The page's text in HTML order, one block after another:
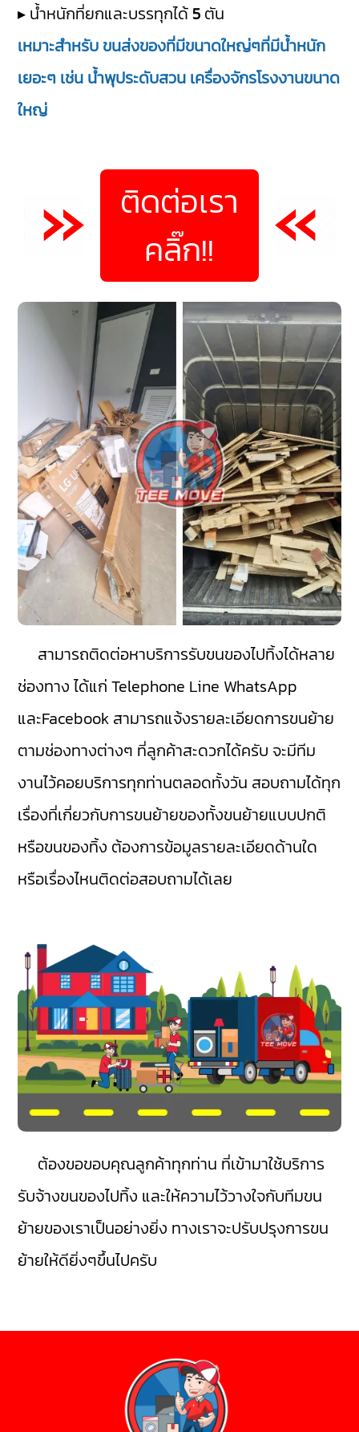
▸ น้ำหนักที่ยกและบรรทุกได้ 5 ตัน
เหมาะสำหรับ ขนส่งของที่มีขนาดใหญ่ๆที่มีน้ำหนัก
เยอะๆ เช่น น้ำพุประดับสวน เครื่องจักรโรงงานขนาด
ใหญ่
ติดต่อเรา
คลิ๊ก!!
สามารถติดต่อหาบริการรับขนของไปทิ้งได้หลาย
ช่องทาง ได้แก่ Telephone Line WhatsApp
และFacebook สามารถแจ้งรายละเอียดการขนย้าย
ตามช่องทางต่างๆ ที่ลูกค้าสะดวกได้ครับ จะมีทีม
งานไว้คอยบริการทุกท่านตลอดทั้งวัน สอบถามได้ทุก
เรื่องที่เกี่ยวกับการขนย้ายของทั้งขนย้ายแบบปกติ
หรือขนของทิ้ง ต้องการข้อมูลรายละเอียดด้านใด
หรือเรื่องไหนติดต่อสอบถามได้เลย
ต้องขอขอบคุณลูกค้าทุกท่าน ที่เข้ามาใช้บริการ
รับจ้างขนของไปทิ้ง และให้ความไว้วางใจกับทีมขน
ย้ายของเราเป็นอย่างยิ่ง ทางเราจะปรับปรุงการขน
ย้ายให้ดียิ่งๆขึ้นไปครับ